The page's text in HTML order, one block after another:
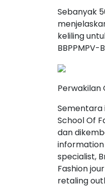
Sebanyak
keliling
BBPPMPV-
Perwakilan
Sementara
School Of
dan
specialist,
Fashion
retaling